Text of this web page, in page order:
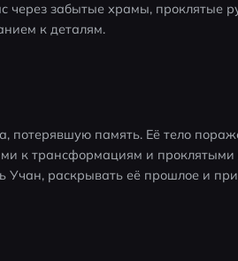
забытые храмы, проклятые
к деталям.
память. Её тело
к трансформациям и
Учан, раскрывать её прошлое и